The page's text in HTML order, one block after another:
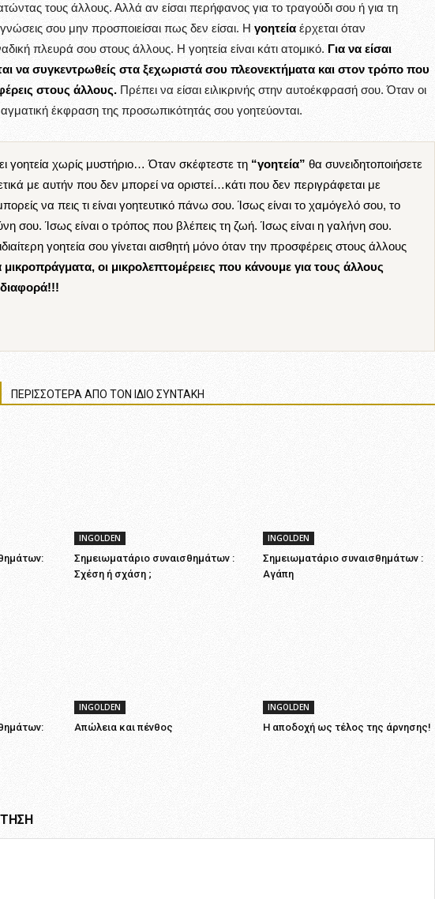
τους άλλους. Αλλά αν είσαι περήφανος για το τραγούδι σου ή για τη
γνώσεις σου μην προσποιείσαι πως δεν είσαι. Η γοητεία έρχεται όταν
πλευρά σου στους άλλους. Η γοητεία είναι κάτι ατομικό. Για να είσαι
να συγκεντρωθείς στα ξεχωριστά σου πλεονεκτήματα και στον τρόπο που
στους άλλους. Πρέπει να είσαι ειλικρινής στην αυτοέκφρασή σου. Όταν οι
έκφραση της προσωπικότητάς σου γοητεύονται.
γοητεία χωρίς μυστήριο… Όταν σκέφτεστε τη “γοητεία” θα συνειδητοποιήσετε
με αυτήν που δεν μπορεί να οριστεί…κάτι που δεν περιγράφεται με
να πεις τι είναι γοητευτικό πάνω σου. Ίσως είναι το χαμόγελό σου, το
σου. Ίσως είναι ο τρόπος που βλέπεις τη ζωή. Ίσως είναι η γαλήνη σου.
γοητεία σου γίνεται αισθητή μόνο όταν την προσφέρεις στους άλλους
μικροπράγματα, οι μικρολεπτομέρειες που κάνουμε για τους άλλους
ΠΕΡΙΣΣΟΤΕΡΑ ΑΠΟ ΤΟΝ ΙΔΙΟ ΣΥΝΤΑΚΗ
INGOLDEN
Σημειωματάριο συναισθημάτων :
Σχέση ή σχάση ;
INGOLDEN
Σημειωματάριο συναισθημάτων :
Αγάπη
INGOLDEN
Απώλεια και πένθος
INGOLDEN
Η αποδοχή ως τέλος της άρνησης!